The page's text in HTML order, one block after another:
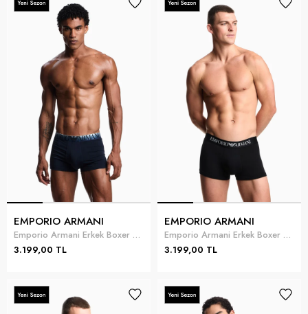
EMPORIO ARMANI
Emporio Armani Erkek Boxer Mavi
3.199,00 TL
EMPORIO ARMANI
Emporio Armani Erkek Boxer Siyah
3.199,00 TL